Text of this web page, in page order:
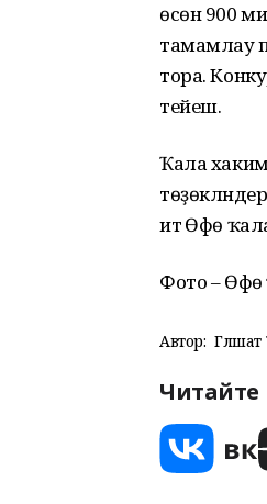
өсөн 900
тамамлау
тора.
тейеш.
Ҡала
итә Өфө
Фото – Өфө
Автор:
Читайте